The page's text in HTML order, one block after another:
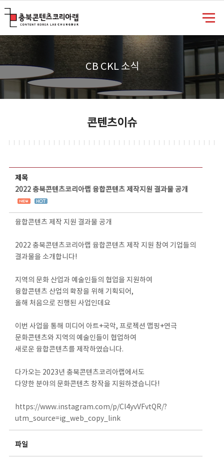
CB CKL 소식
콘텐츠이슈
제목
2022 충북콘텐츠코리아랩 융합콘텐츠 제작지원 결과물 공개
융합콘텐츠 제작 지원 결과물 공개
2022 충북콘텐츠코리아랩 융합콘텐츠 제작 지원 참여 기업들의
결과물을 소개합니다!
지역의 문화 산업과 예술인들의 협업을 지원하여
융합콘텐츠 산업의 확장을 위해 기획되어,
올해 처음으로 진행된 사업인데요
이번 사업을 통해 미디어 아트+국악, 프로젝션 맵핑+연극
문화콘텐츠와 지역의 예술인들이 협업하여
새로운 융합콘텐츠를 제작하였습니다.
다가오는 2023년 충북콘텐츠코리아랩에서도
다양한 분야의 문화콘텐츠 창작을 지원하겠습니다!
https://www.instagram.com/p/Cl4yvVFvtQR/?
utm_source=ig_web_copy_link
파일